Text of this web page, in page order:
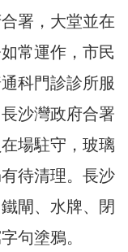
署，大堂並在
常運作，市民
科門診診所服
沙灣政府合署
場駐守，玻璃
待清理。長沙
閘、水牌、閉
句塗鴉。